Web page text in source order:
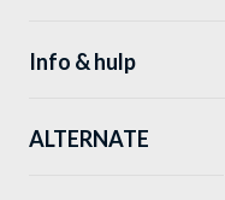
Info & hulp
ALTERNATE